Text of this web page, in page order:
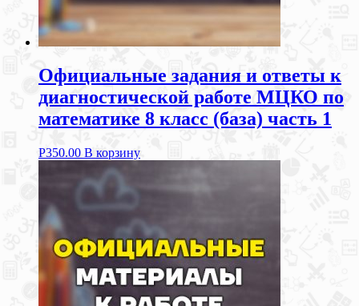
Официальные задания и ответы к
диагностической работе МЦКО по
математике 8 класс (база) часть 1
Р350.00 В корзину